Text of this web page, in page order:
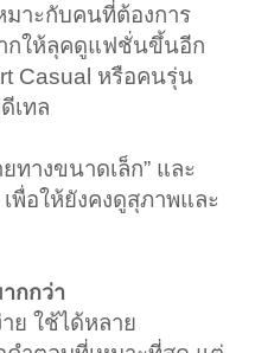
มาะกับคนที่ต้องการ
กให้ลุคดูแฟชั่นขึ้นอีก
Casual หรือคนรุ่น
เทล
ทางขนาดเล็ก” และ
พื่อให้ยังคงดูสุภาพและ
กกว่า
ย ใช้ได้หลาย